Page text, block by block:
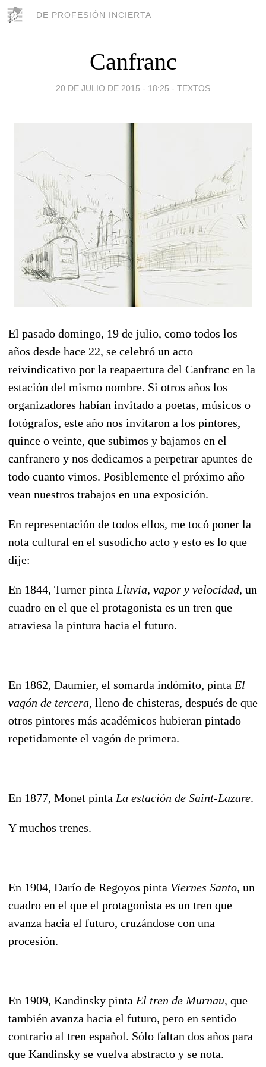
DE PROFESIÓN INCIERTA
Canfranc
20 DE JULIO DE 2015 - 18:25 - TEXTOS
El pasado domingo, 19 de julio, como todos los
años desde hace 22, se celebró un acto
reivindicativo por la reapaertura del Canfranc en la
estación del mismo nombre. Si otros años los
organizadores habían invitado a poetas, músicos o
fotógrafos, este año nos invitaron a los pintores,
quince o veinte, que subimos y bajamos en el
canfranero y nos dedicamos a perpetrar apuntes de
todo cuanto vimos. Posiblemente el próximo año
vean nuestros trabajos en una exposición.
En representación de todos ellos, me tocó poner la
nota cultural en el susodicho acto y esto es lo que
dije:
En 1844, Turner pinta Lluvia, vapor y velocidad, un
cuadro en el que el protagonista es un tren que
atraviesa la pintura hacia el futuro.
En 1862, Daumier, el somarda indómito, pinta El
vagón de tercera, lleno de chisteras, después de que
otros pintores más académicos hubieran pintado
repetidamente el vagón de primera.
En 1877, Monet pinta La estación de Saint-Lazare.
Y muchos trenes.
En 1904, Darío de Regoyos pinta Viernes Santo, un
cuadro en el que el protagonista es un tren que
avanza hacia el futuro, cruzándose con una
procesión.
En 1909, Kandinsky pinta El tren de Murnau, que
también avanza hacia el futuro, pero en sentido
contrario al tren español. Sólo faltan dos años para
que Kandinsky se vuelva abstracto y se nota.